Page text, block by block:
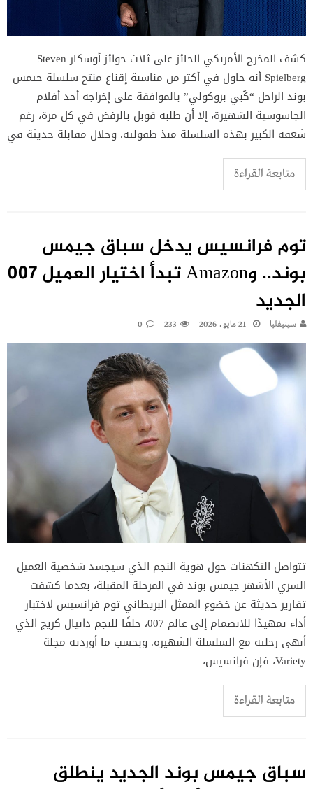
كشف المخرج الأمريكي الحائز على ثلاث جوائز أوسكار Steven
Spielberg أنه حاول في أكثر من مناسبة إقناع منتج سلسلة جيمس
بوند الراحل “كُبي بروكولي” بالموافقة على إخراجه أحد أفلام
الجاسوسية الشهيرة، إلا أن طلبه قوبل بالرفض في كل مرة، رغم
شغفه الكبير بهذه السلسلة منذ طفولته. وخلال مقابلة حديثة في
متابعة القراءة
توم فرانسيس يدخل سباق جيمس
بوند.. وAmazon تبدأ اختيار العميل 007
الجديد
سينيفليا 21 مايو، 2026 233
0
تتواصل التكهنات حول هوية النجم الذي سيجسد شخصية العميل
السري الأشهر جيمس بوند في المرحلة المقبلة، بعدما كشفت
تقارير حديثة عن خضوع الممثل البريطاني توم فرانسيس لاختبار
أداء تمهيدًا للانضمام إلى عالم 007، خلفًا للنجم دانيال كريج الذي
أنهى رحلته مع السلسلة الشهيرة. وبحسب ما أوردته مجلة
Variety، فإن فرانسيس،
متابعة القراءة
سباق جيمس بوند الجديد ينطلق